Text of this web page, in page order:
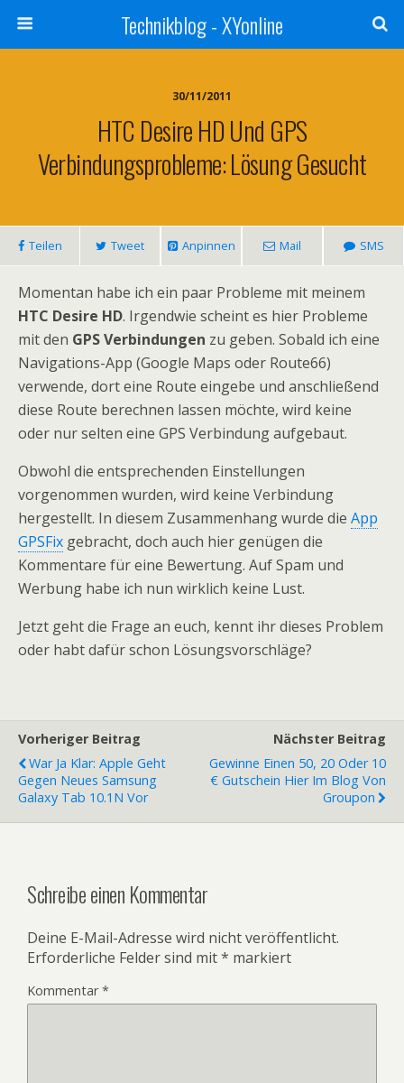
Technikblog - XYonline
30/11/2011
HTC Desire HD Und GPS
Verbindungsprobleme: Lösung Gesucht
Teilen Tweet Anpinnen Mail SMS
Momentan habe ich ein paar Probleme mit meinem
HTC Desire HD. Irgendwie scheint es hier Probleme
mit den GPS Verbindungen zu geben. Sobald ich eine
Navigations-App (Google Maps oder Route66)
verwende, dort eine Route eingebe und anschließend
diese Route berechnen lassen möchte, wird keine
oder nur selten eine GPS Verbindung aufgebaut.
Obwohl die entsprechenden Einstellungen
vorgenommen wurden, wird keine Verbindung
hergestellt. In diesem Zusammenhang wurde die App
GPSFix gebracht, doch auch hier genügen die
Kommentare für eine Bewertung. Auf Spam und
Werbung habe ich nun wirklich keine Lust.
Jetzt geht die Frage an euch, kennt ihr dieses Problem
oder habt dafür schon Lösungsvorschläge?
Vorheriger Beitrag
War Ja Klar: Apple Geht
Gegen Neues Samsung
Galaxy Tab 10.1N Vor
Nächster Beitrag
Gewinne Einen 50, 20 Oder 10
€ Gutschein Hier Im Blog Von
Groupon
Schreibe einen Kommentar
Deine E-Mail-Adresse wird nicht veröffentlicht.
Erforderliche Felder sind mit* markiert
Kommentar*